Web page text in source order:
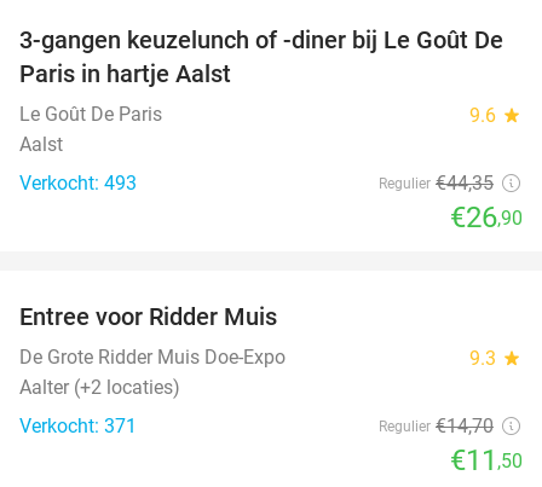
39%
3-gangen keuzelunch of -diner bij Le Goût De
Paris in hartje Aalst
Le Goût De Paris 9.6 star
Aalst
Verkocht: 493
Regulier €44,35
€26,90
TODAY
Entree voor Ridder Muis
De Grote Ridder Muis Doe-Expo 9.3 star
Aalter (+2 locaties)
Verkocht: 371
Regulier €14,70
€11 ,50